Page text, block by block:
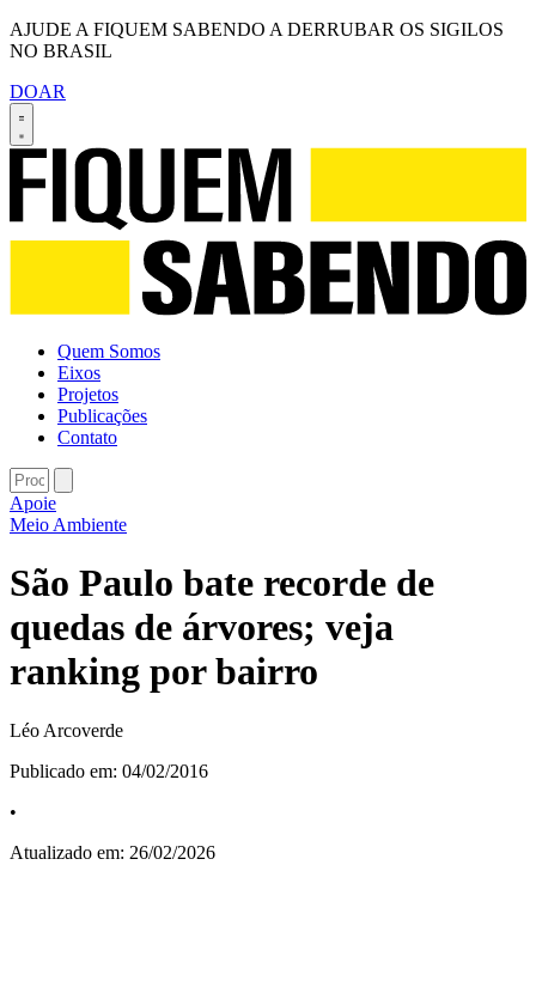
AJUDE A FIQUEM SABENDO A DERRUBAR OS SIGILOS
NO BRASIL
DOAR
Quem Somos
Eixos
Projetos
Publicações
Contato
Apoie
Meio Ambiente
São Paulo bate recorde de
quedas de árvores; veja
ranking por bairro
Léo Arcoverde
Publicado em: 04/02/2016
•
Atualizado em: 26/02/2026